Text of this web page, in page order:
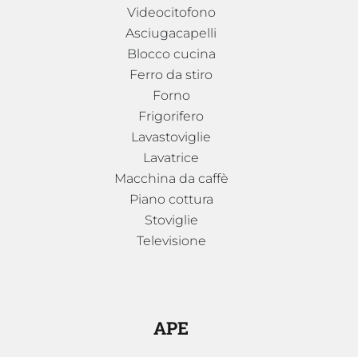
Videocitofono
Asciugacapelli
Blocco cucina
Ferro da stiro
Forno
Frigorifero
Lavastoviglie
Lavatrice
Macchina da caffè
Piano cottura
Stoviglie
Televisione
APE